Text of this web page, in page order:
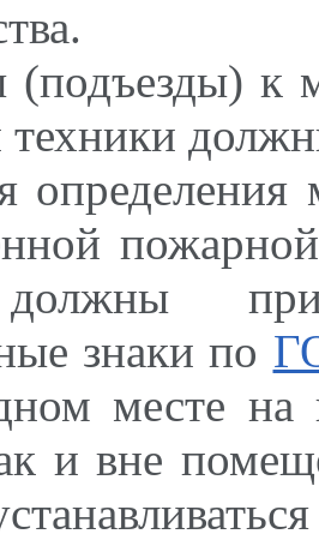
к
определения
знаки по
месте
и вне